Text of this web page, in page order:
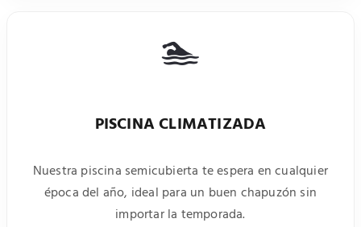
🏊
PISCINA CLIMATIZADA
Nuestra piscina semicubierta te espera en cualquier
época del año, ideal para un buen chapuzón sin
importar la temporada.